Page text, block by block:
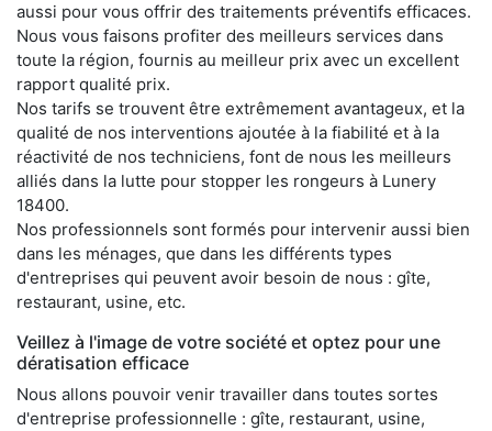
aussi pour vous offrir des traitements préventifs efficaces.
Nous vous faisons profiter des meilleurs services dans
toute la région, fournis au meilleur prix avec un excellent
rapport qualité prix.
Nos tarifs se trouvent être extrêmement avantageux, et la
qualité de nos interventions ajoutée à la fiabilité et à la
réactivité de nos techniciens, font de nous les meilleurs
alliés dans la lutte pour stopper les rongeurs à Lunery
18400.
Nos professionnels sont formés pour intervenir aussi bien
dans les ménages, que dans les différents types
d'entreprises qui peuvent avoir besoin de nous : gîte,
restaurant, usine, etc.
Veillez à l'image de votre société et optez pour une
dératisation efficace
Nous allons pouvoir venir travailler dans toutes sortes
d'entreprise professionnelle : gîte, restaurant, usine,